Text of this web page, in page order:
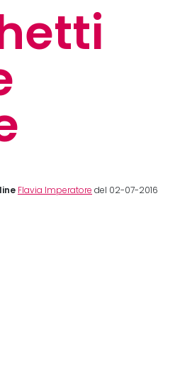
Flavia Imperatore del 02-07-2016